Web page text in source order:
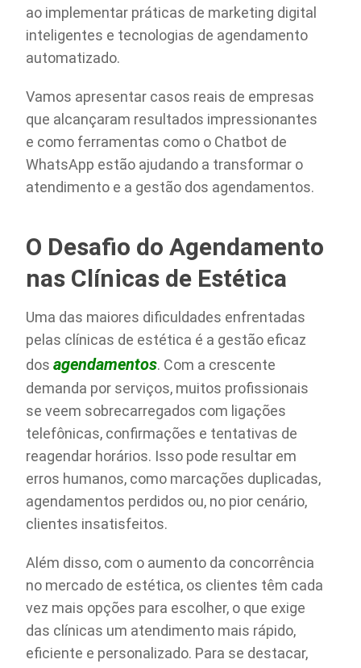
ao implementar práticas de marketing digital
inteligentes e tecnologias de agendamento
automatizado.
Vamos apresentar casos reais de empresas
que alcançaram resultados impressionantes
e como ferramentas como o Chatbot de
WhatsApp estão ajudando a transformar o
atendimento e a gestão dos agendamentos.
O Desafio do Agendamento
nas Clínicas de Estética
Uma das maiores dificuldades enfrentadas
pelas clínicas de estética é a gestão eficaz
dosagendamentos. Com a crescente
demanda por serviços, muitos profissionais
se veem sobrecarregados com ligações
telefônicas, confirmações e tentativas de
reagendar horários. Isso pode resultar em
erros humanos, como marcações duplicadas,
agendamentos perdidos ou, no pior cenário,
clientes insatisfeitos.
Além disso, com o aumento da concorrência
no mercado de estética, os clientes têm cada
vez mais opções para escolher, o que exige
das clínicas um atendimento mais rápido,
eficiente e personalizado. Para se destacar,